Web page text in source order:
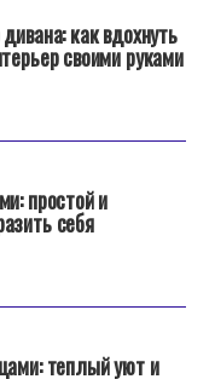
как вдохнуть
своими руками
простой и
себя
теплый уют и